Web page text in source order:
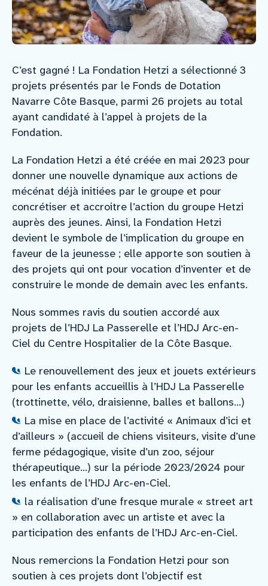
C’est gagné ! La Fondation Hetzi a sélectionné 3
projets présentés par le Fonds de Dotation
Navarre Côte Basque, parmi 26 projets au total
ayant candidaté à l’appel à projets de la
Fondation.
La Fondation Hetzi a été créée en mai 2023 pour
donner une nouvelle dynamique aux actions de
mécénat déjà initiées par le groupe et pour
concrétiser et accroitre l’action du groupe Hetzi
auprès des jeunes. Ainsi, la Fondation Hetzi
devient le symbole de l’implication du groupe en
faveur de la jeunesse ; elle apporte son soutien à
des projets qui ont pour vocation d’inventer et de
construire le monde de demain avec les enfants.
Nous sommes ravis du soutien accordé aux
projets de l’HDJ La Passerelle et l’HDJ Arc-en-
Ciel du Centre Hospitalier de la Côte Basque.
Le renouvellement des jeux et jouets extérieurs
pour les enfants accueillis à l’HDJ La Passerelle
(trottinette, vélo, draisienne, balles et ballons…)
La mise en place de l’activité « Animaux d’ici et
d’ailleurs » (accueil de chiens visiteurs, visite d’une
ferme pédagogique, visite d’un zoo, séjour
thérapeutique…) sur la période 2023/2024 pour
les enfants de l’HDJ Arc-en-Ciel.
la réalisation d’une fresque murale « street art
» en collaboration avec un artiste et avec la
participation des enfants de l’HDJ Arc-en-Ciel.
Nous remercions la Fondation Hetzi pour son
soutien à ces projets dont l’objectif est